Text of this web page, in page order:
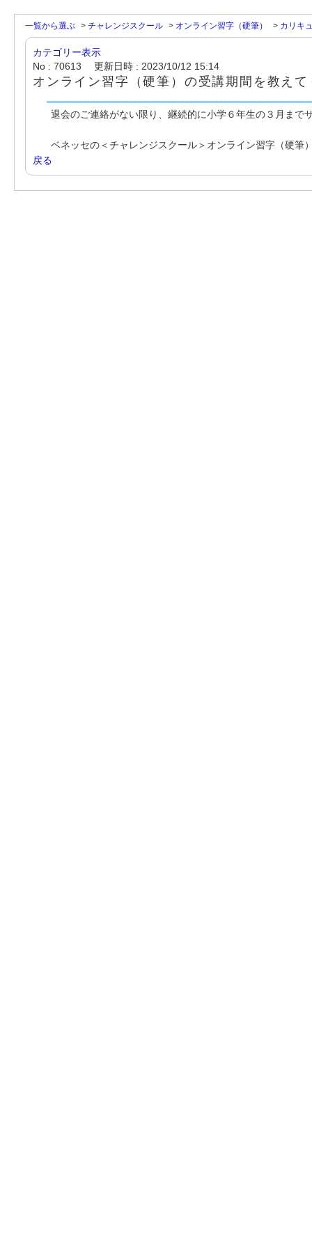
一覧から選ぶ > チャレンジスクール > オンライン習字（硬筆） > カリキ
カテゴリー表示
No : 70613
更新日時 : 2023/10/12 15:14
オンライン習字（硬筆）の受講期間を教え
退会のご連絡がない限り、継続的に小学６年生の３月まで
ベネッセの＜チャレンジスクール＞オンライン習字（硬筆
戻る